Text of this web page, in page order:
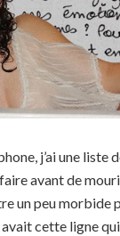
j’ai une liste
avant de
un peu morbide
cette ligne